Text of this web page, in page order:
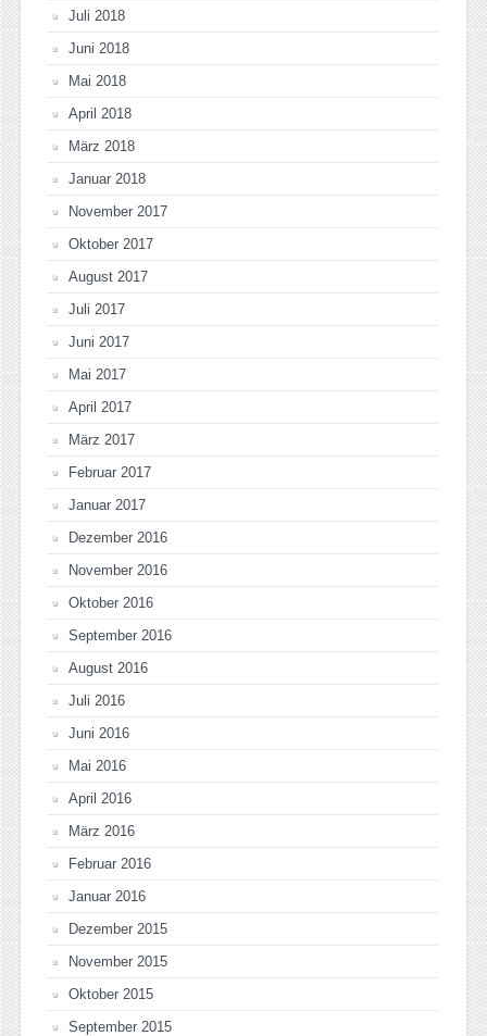
Juli 2018
Juni 2018
Mai 2018
April 2018
März 2018
Januar 2018
November 2017
Oktober 2017
August 2017
Juli 2017
Juni 2017
Mai 2017
April 2017
März 2017
Februar 2017
Januar 2017
Dezember 2016
November 2016
Oktober 2016
September 2016
August 2016
Juli 2016
Juni 2016
Mai 2016
April 2016
März 2016
Februar 2016
Januar 2016
Dezember 2015
November 2015
Oktober 2015
September 2015